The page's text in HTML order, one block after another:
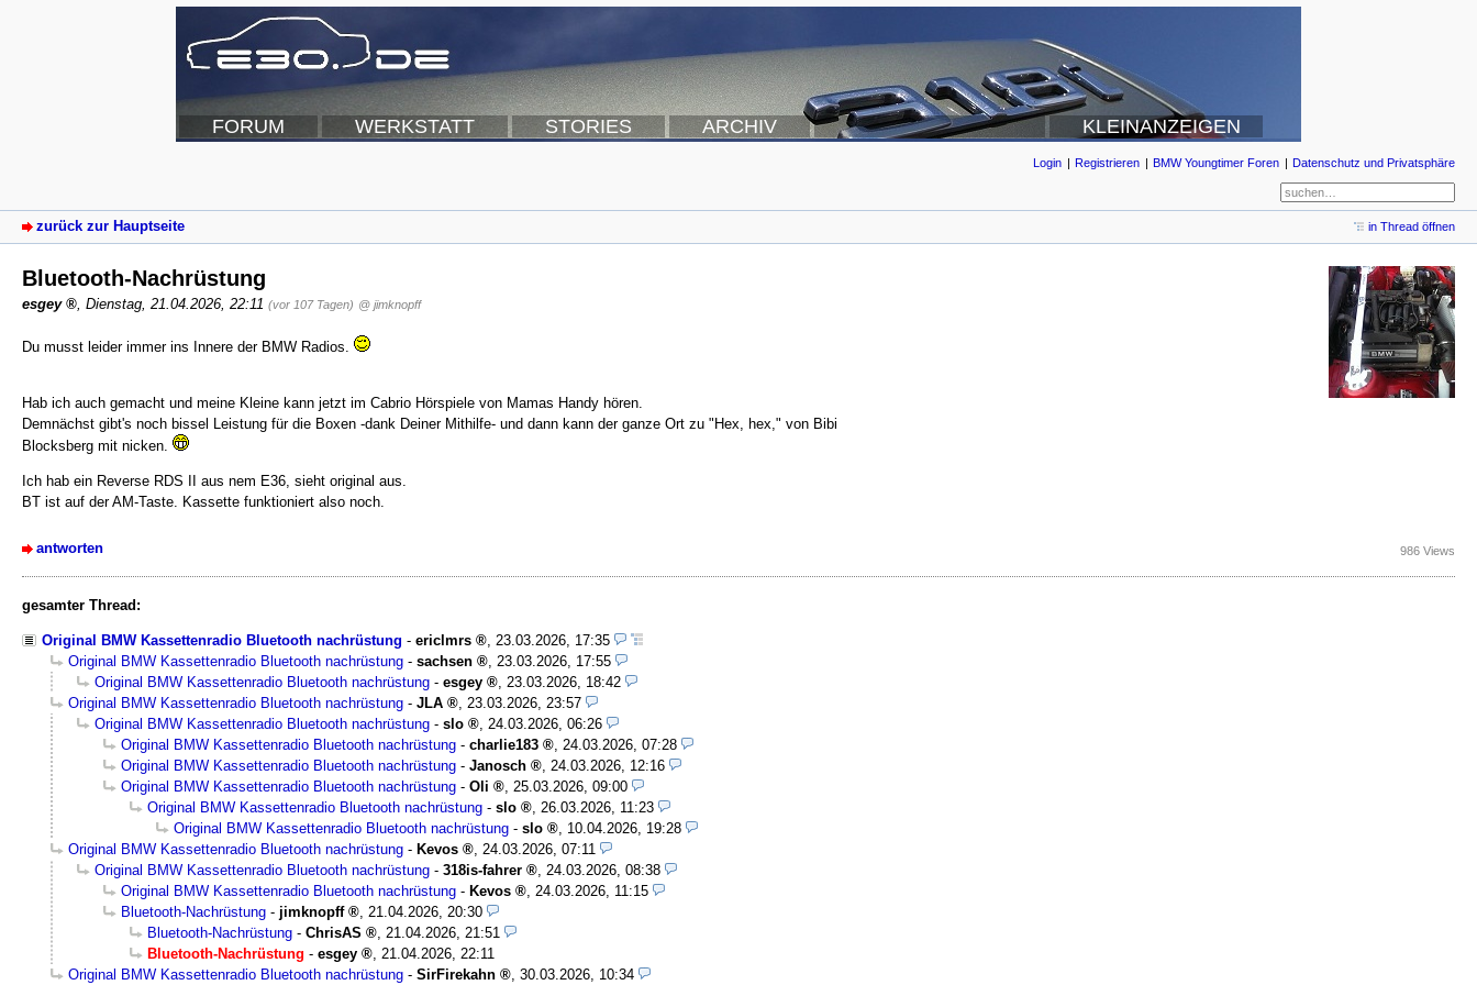
FORUM WERKSTATT STORIES ARCHIV KLEINANZEIGEN
Login Registrieren BMW Youngtimer Foren Datenschutz und Privatsphäre
zurück zur Hauptseite in Thread öffnen
Bluetooth-Nachrüstung
esgey Dienstag, 21.04.2026, 22:11 (vor 107 Tagen) @ jimknopff
Du musst leider immer ins Innere der BMW Radios.
Hab ich auch gemacht und meine Kleine kann jetzt im Cabrio Hörspiele von Mamas Handy hören.
Demnächst gibt's noch bissel Leistung für die Boxen -dank Deiner Mithilfe- und dann kann der ganze Ort zu "Hex, hex," von Bibi
Blocksberg mit nicken.
Ich hab ein Reverse RDS II aus nem E36, sieht original aus.
BT ist auf der AM-Taste. Kassette funktioniert also noch.
antworten 986 Views
gesamter Thread:
Original BMW Kassettenradio Bluetooth nachrüstung - ericlmrs , 23.03.2026, 17:35
Original BMW Kassettenradio Bluetooth nachrüstung - sachsen , 23.03.2026, 17:55
Original BMW Kassettenradio Bluetooth nachrüstung - esgey , 23.03.2026, 18:42
Original BMW Kassettenradio Bluetooth nachrüstung - JLA , 23.03.2026, 23:57
Original BMW Kassettenradio Bluetooth nachrüstung - slo , 24.03.2026, 06:26
Original BMW Kassettenradio Bluetooth nachrüstung - charlie183 , 24.03.2026, 07:28
Original BMW Kassettenradio Bluetooth nachrüstung - Janosch , 24.03.2026, 12:16
Original BMW Kassettenradio Bluetooth nachrüstung - Oli , 25.03.2026, 09:00
Original BMW Kassettenradio Bluetooth nachrüstung - slo , 26.03.2026, 11:23
Original BMW Kassettenradio Bluetooth nachrüstung - slo , 10.04.2026, 19:28
Original BMW Kassettenradio Bluetooth nachrüstung - Kevos , 24.03.2026, 07:11
Original BMW Kassettenradio Bluetooth nachrüstung - 318is-fahrer , 24.03.2026, 08:38
Original BMW Kassettenradio Bluetooth nachrüstung - Kevos , 24.03.2026, 11:15
Bluetooth-Nachrüstung - jimknopff , 21.04.2026, 20:30
Bluetooth-Nachrüstung - ChrisAS , 21.04.2026, 21:51
Bluetooth-Nachrüstung - esgey , 21.04.2026, 22:11
Original BMW Kassettenradio Bluetooth nachrüstung - SirFirekahn , 30.03.2026, 10:34